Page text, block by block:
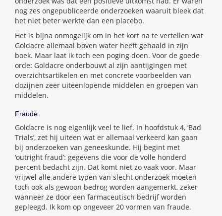
nog zes ongepubliceerde onderzoeken waaruit bleek dat
het niet beter werkte dan een placebo.
Het is bijna onmogelijk om in het kort na te vertellen wat
Goldacre allemaal boven water heeft gehaald in zijn
boek. Maar laat ik toch een poging doen. Voor de goede
orde: Goldacre onderbouwt al zijn aantijgingen met
overzichtsartikelen en met concrete voorbeelden van
dozijnen zeer uiteenlopende middelen en groepen van
middelen.
Fraude
Goldacre is nog eigenlijk veel te lief. In hoofdstuk 4, ‘Bad
Trials’, zet hij uiteen wat er allemaal verkeerd kan gaan
bij onderzoeken van geneeskunde. Hij begint met
‘outright fraud’: gegevens die voor de volle honderd
percent bedacht zijn. Dat komt niet zo vaak voor. Maar
vrijwel alle andere typen van slecht onderzoek moeten
toch ook als gewoon bedrog worden aangemerkt, zeker
wanneer ze door een farmaceutisch bedrijf worden
gepleegd. Ik kom op ongeveer 20 vormen van fraude.